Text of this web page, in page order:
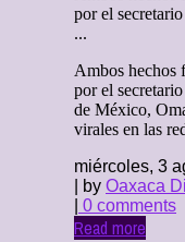
por el
...
Ambos hechos
por el
de México,
virales en las
miércoles, 3
| by Oaxaca
0 comments
Read more